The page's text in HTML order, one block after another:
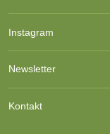
Instagram
Newsletter
Kontakt